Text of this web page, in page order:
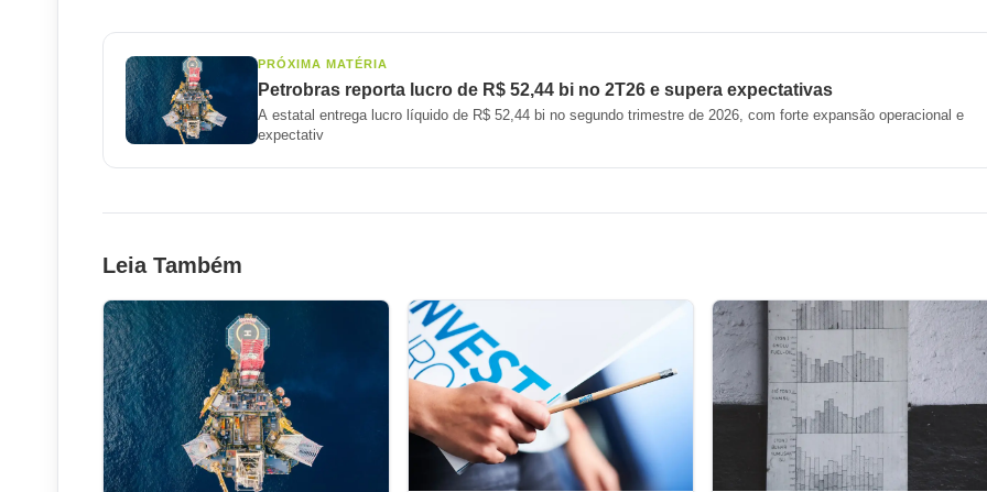
PRÓXIMA MATÉRIA
Petrobras reporta lucro de R$ 52,44 bi no 2T26 e supera expectativas
A estatal entrega lucro líquido de R$ 52,44 bi no segundo trimestre de 2026, com forte expansão operacional e
expectativ
Leia Também